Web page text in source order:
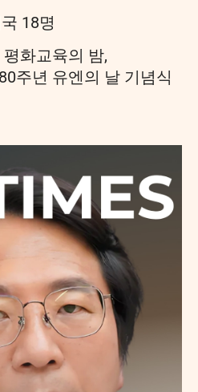
18명
평화교육의 밤,
주년 유엔의 날 기념식